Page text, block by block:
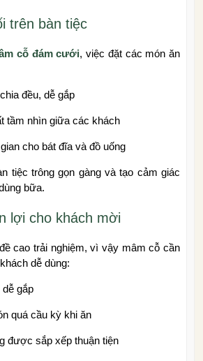
trên bàn tiệc
cỗ đám cưới, việc đặt các món ăn
đều, dễ gắp
tầm nhìn giữa các khách
cho bát đĩa và đồ uống
tiệc trông gọn gàng và tạo cảm giác
bữa.
lợi cho khách mời
cao trải nghiệm, vì vậy mâm cỗ cần
dễ dùng:
dễ gắp
quá cầu kỳ khi ăn
được sắp xếp thuận tiện